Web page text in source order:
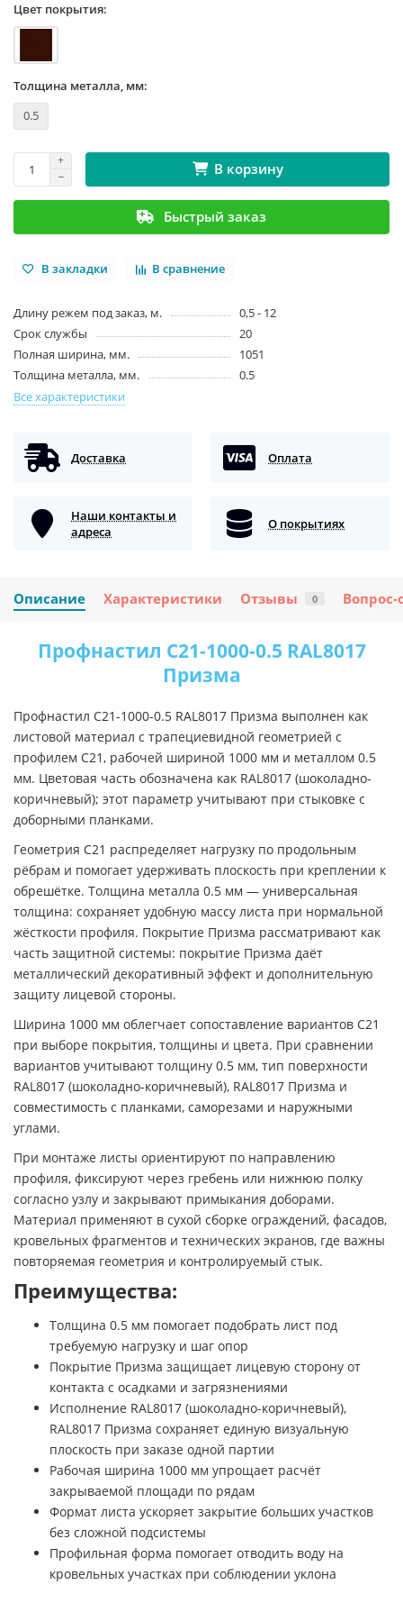
Цвет покрытия:
Толщина металла, мм:
0.5
В корзину
Быстрый заказ
В закладки В сравнение
Длину режем под заказ, м.
0,5 - 12
Срок службы
20
Полная ширина, мм.
1051
Толщина металла, мм.
0.5
Все характеристики
Доставка Оплата
Наши контакты и
адреса
О покрытиях
Описание Характеристики Отзывы 0 Вопрос-
Профнастил C21-1000-0.5 RAL8017
Призма
Профнастил C21-1000-0.5 RAL8017 Призма выполнен как
листовой материал с трапециевидной геометрией с
профилем C21, рабочей шириной 1000 мм и металлом 0.5
мм. Цветовая часть обозначена как RAL8017 (шоколадно-
коричневый); этот параметр учитывают при стыковке с
доборными планками.
Геометрия C21 распределяет нагрузку по продольным
рёбрам и помогает удерживать плоскость при креплении к
обрешётке. Толщина металла 0.5 мм — универсальная
толщина: сохраняет удобную массу листа при нормальной
жёсткости профиля. Покрытие Призма рассматривают как
часть защитной системы: покрытие Призма даёт
металлический декоративный эффект и дополнительную
защиту лицевой стороны.
Ширина 1000 мм облегчает сопоставление вариантов C21
при выборе покрытия, толщины и цвета. При сравнении
вариантов учитывают толщину 0.5 мм, тип поверхности
RAL8017 (шоколадно-коричневый), RAL8017 Призма и
совместимость с планками, саморезами и наружными
углами.
При монтаже листы ориентируют по направлению
профиля, фиксируют через гребень или нижнюю полку
согласно узлу и закрывают примыкания доборами.
Материал применяют в сухой сборке ограждений, фасадов,
кровельных фрагментов и технических экранов, где важны
повторяемая геометрия и контролируемый стык.
Преимущества:
Толщина 0.5 мм помогает подобрать лист под
требуемую нагрузку и шаг опор
Покрытие Призма защищает лицевую сторону от
контакта с осадками и загрязнениями
Исполнение RAL8017 (шоколадно-коричневый),
RAL8017 Призма сохраняет единую визуальную
плоскость при заказе одной партии
Рабочая ширина 1000 мм упрощает расчёт
закрываемой площади по рядам
Формат листа ускоряет закрытие больших участков
без сложной подсистемы
Профильная форма помогает отводить воду на
кровельных участках при соблюдении уклона